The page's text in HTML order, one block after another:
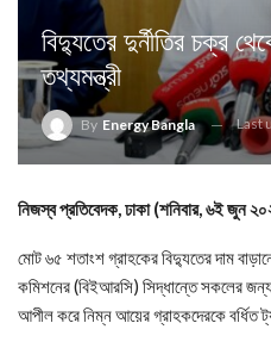
বিদ্যুতের দুর্নীতির চক্র
তথ্যমন্ত্রী
By Energy Bangla Last
নিজস্ব প্রতিবেদক, ঢাকা (শনিবার, ৬ই জুন
মোট ৬৫ শতাংশ গ্রাহকের বিদ্যুতের দাম
কমিশনের (বিইআরসি) সিদ্ধান্তে সকলের
আপীল করে নিম্ন আয়ের গ্রাহকদেরকে বর্ধিত